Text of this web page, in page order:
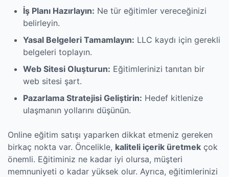
İş Planı Hazırlayın: Ne tür eğitimler vereceğinizi
belirleyin.
Yasal Belgeleri Tamamlayın: LLC kaydı için gerekli
belgeleri toplayın.
Web Sitesi Oluşturun: Eğitimlerinizi tanıtan bir
web sitesi şart.
Pazarlama Stratejisi Geliştirin: Hedef kitlenize
ulaşmanın yollarını düşünün.
Online eğitim satışı yaparken dikkat etmeniz gereken
birkaç nokta var. Öncelikle, kaliteli içerik üretmek çok
önemli. Eğitiminiz ne kadar iyi olursa, müşteri
memnuniyeti o kadar yüksek olur. Ayrıca, eğitimlerinizi